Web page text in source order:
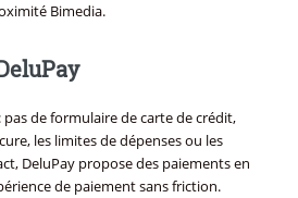
Bimedia.
pas de formulaire de carte de crédit,
les limites de dépenses ou les
DeluPay propose des paiements en
de paiement sans friction.